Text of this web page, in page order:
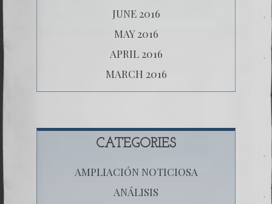
JUNE 2016
MAY 2016
APRIL 2016
MARCH 2016
CATEGORIES
AMPLIACIÓN NOTICIOSA
ANÁLISIS